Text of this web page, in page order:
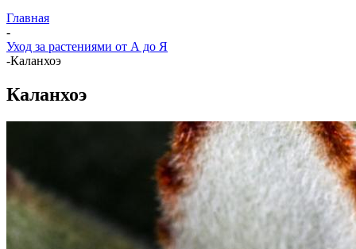
Главная
-
Уход за растениями от А до Я
-Каланхоэ
Каланхоэ